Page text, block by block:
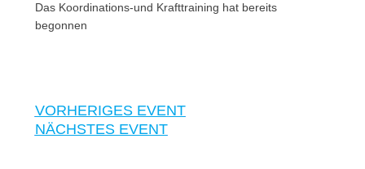
Das Koordinations-und Krafttraining hat bereits
begonnen
VORHERIGES EVENT
NÄCHSTES EVENT